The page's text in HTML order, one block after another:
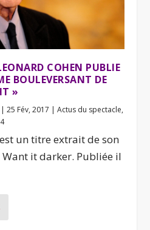
COHEN PUBLIE
BOULEVERSANT DE
»
|25 Fév, 2017 |Actus du spectacle,
un titre extrait de son
it darker. Publiée il